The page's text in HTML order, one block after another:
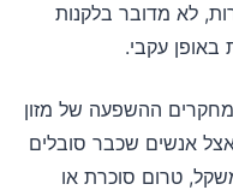
לא מדובר בלקנות
עקבי.
ההשפעה של מזון
אנשים שכבר סובלים
טרום סוכרת או